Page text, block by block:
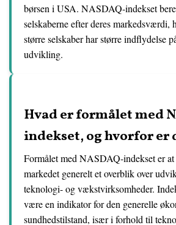
børsen i USA. NASDAQ-indekset
selskaberne efter deres markedsværdi,
større selskaber har større indflydelse
udvikling.
Hvad er formålet med
indekset, og hvorfor er
Formålet med NASDAQ-indekset er
markedet generelt et overblik over
teknologi- og vækstvirksomheder.
være en indikator for den generelle
sundhedstilstand, især i forhold til